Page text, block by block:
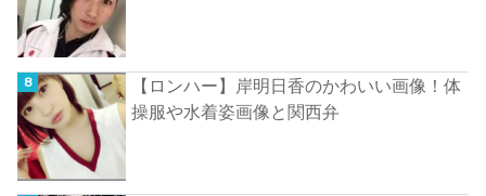
【ロンハー】岸明日香のかわいい画像！体
操服や水着姿画像と関西弁